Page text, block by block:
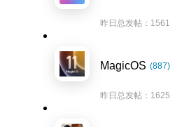
昨日总发帖：1561
MagicOS (887)
昨日总发帖：1625